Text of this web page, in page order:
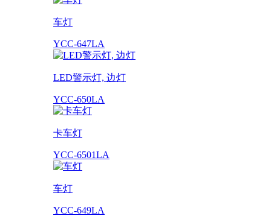
车灯
YCC-647LA
LED警示灯, 边灯
YCC-650LA
卡车灯
YCC-6501LA
车灯
YCC-649LA